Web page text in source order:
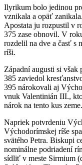
Ilyrikum bolo jedinou
vznikala a opäť
Apostata ju rozpustil v
375 zase obnovil. V
rozdelil na dve a časť s
ríši.
Západní augusti si
385 zaviedol
395 nárokovali aj
vnuk Valentinián III.,
nárok na tento kus zeme.
Napriek potvrdeniu
Východorímskej ríše
svätého Petra. Biskupi
nominálne podriadení
sídliť v meste Sirmium